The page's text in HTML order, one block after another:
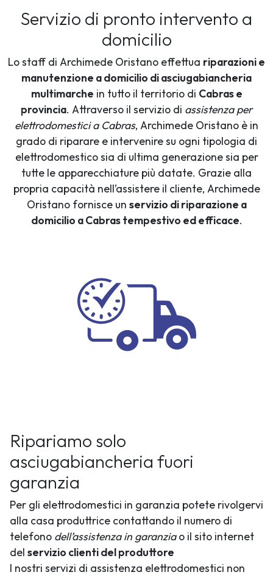
Servizio di pronto intervento a
domicilio
Lo staff di Archimede Oristano effettua riparazioni e
manutenzione a domicilio di asciugabiancheria
multimarche in tutto il territorio di Cabras e
provincia. Attraverso il servizio di assistenza per
elettrodomestici a Cabras, Archimede Oristano è in
grado di riparare e intervenire su ogni tipologia di
elettrodomestico sia di ultima generazione sia per
tutte le apparecchiature più datate. Grazie alla
propria capacità nell’assistere il cliente, Archimede
Oristano fornisce un servizio di riparazione a
domicilio a Cabras tempestivo ed efficace.
Ripariamo solo
asciugabiancheria fuori
garanzia
Per gli elettrodomestici in garanzia potete rivolgervi
alla casa produttrice contattando il numero di
telefono dell’assistenza in garanziao il sito internet
del servizio clienti del produttore
I nostri servizi di assistenza elettrodomestici non